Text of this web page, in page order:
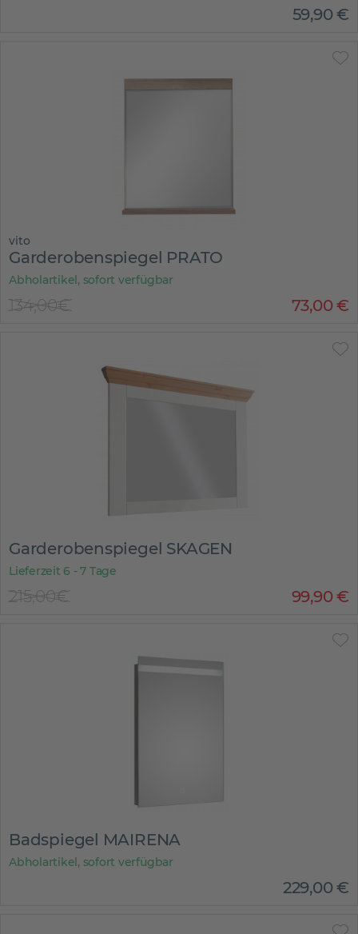
59,90€
vito
Garderobenspiegel PRATO
Abholartikel, sofort verfügbar
73,00€
134,00€
Garderobenspiegel SKAGEN
Lieferzeit 6 - 7 Tage
99,90€
215,00€
Badspiegel MAIRENA
Abholartikel, sofort verfügbar
229,00€